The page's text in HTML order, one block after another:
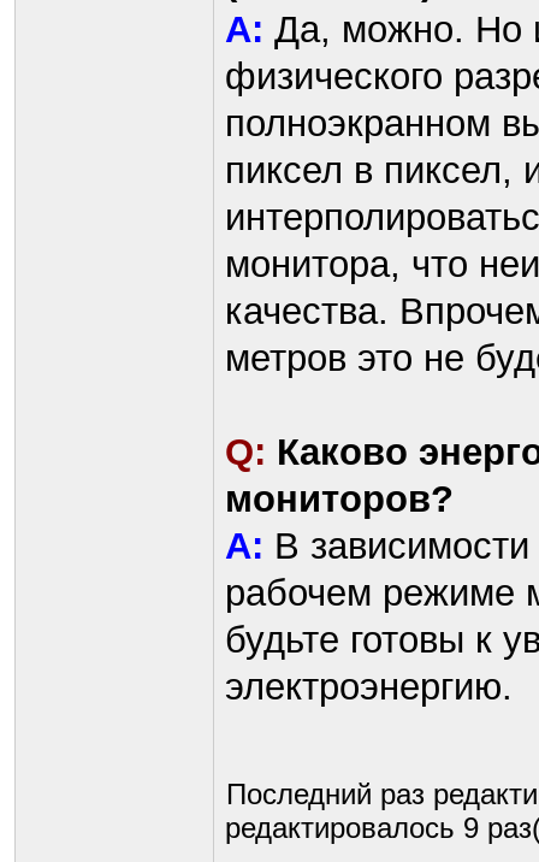
A: Да, можно. Но
физического
полноэкранном
пиксел в пиксел,
монитора, что
качества.
метров это не
Q: Каково
мониторов?
A: В
рабочем режиме
будьте готовы к
электроэнергию.
Последний раз
редактировалось 9